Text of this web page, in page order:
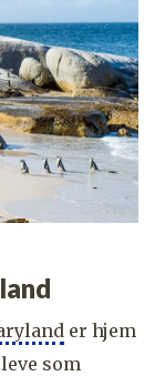
er hjem
som